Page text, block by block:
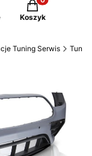
Produkty w
Koszyk
Tuning Serwis